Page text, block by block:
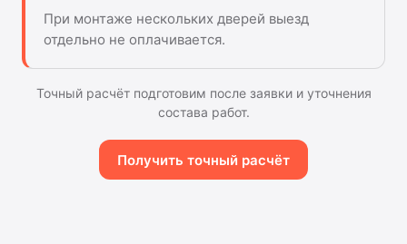
При монтаже нескольких дверей выезд
отдельно не оплачивается.
Точный расчёт подготовим после заявки и уточнения
состава работ.
Получить точный расчёт